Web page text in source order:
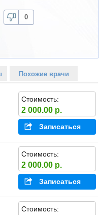
0
Похожие врачи
Стоимость:
2 000.00 р.
Записаться
Стоимость:
2 000.00 р.
Записаться
Стоимость: